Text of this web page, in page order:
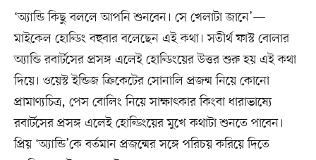
‘অ্যান্ডি কিছু বললে আপনি শুনবেন। সে খেলাটা জানে’—
মাইকেল হোল্ডিং বহুবার বলেছেন এই কথা। সতীর্থ ফাস্ট বোলার
অ্যান্ডি রবার্টসের প্রসঙ্গ এলেই হোল্ডিংয়ের উত্তর শুরু হয় এই কথা
দিয়ে। ওয়েস্ট ইন্ডিজ ক্রিকেটের সোনালি প্রজন্ম নিয়ে কোনো
প্রামাণ্যচিত্র, পেস বোলিং নিয়ে সাক্ষাৎকার কিংবা ধারাভাষ্যে
রবার্টসের প্রসঙ্গ এলেই হোল্ডিংয়ের মুখে কথাটা শুনতে পাবেন।
প্রিয় ‘অ্যান্ডি’কে বর্তমান প্রজন্মের সঙ্গে পরিচয় করিয়ে দিতে